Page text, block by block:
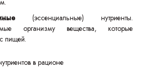
(эссенциальные) нутриенты.
организму вещества, которые
пищей.